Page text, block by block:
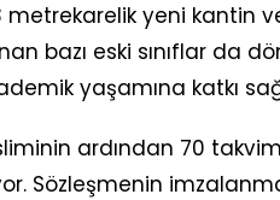
metrekarelik yeni kantin
bazı eski sınıflar da
yaşamına katkı
ardından 70
Sözleşmenin